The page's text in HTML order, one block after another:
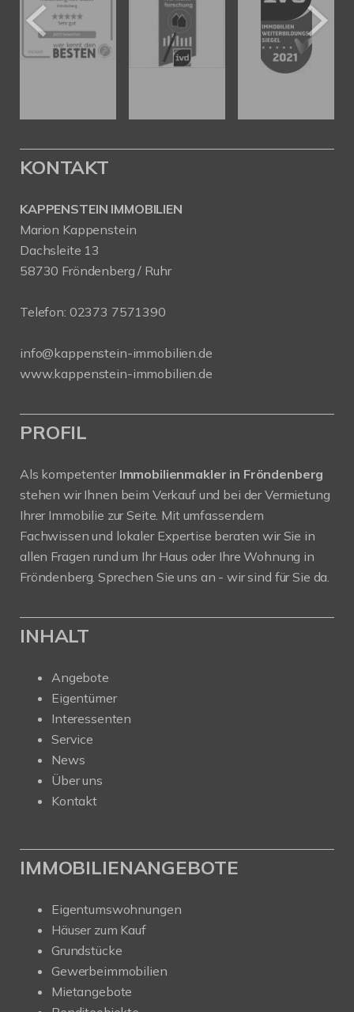
KONTAKT
KAPPENSTEIN IMMOBILIEN
Marion Kappenstein
Dachsleite 13
58730 Fröndenberg / Ruhr
Telefon: 02373 7571390
info@kappenstein-immobilien.de
www.kappenstein-immobilien.de
PROFIL
Als kompetenter Immobilienmakler in Fröndenberg
stehen wir Ihnen beim Verkauf und bei der Vermietung
Ihrer Immobilie zur Seite. Mit umfassendem
Fachwissen und lokaler Expertise beraten wir Sie in
allen Fragen rund um Ihr Haus oder Ihre Wohnung in
Fröndenberg. Sprechen Sie uns an - wir sind für Sie da.
INHALT
Angebote
Eigentümer
Interessenten
Service
News
Über uns
Kontakt
IMMOBILIENANGEBOTE
Eigentumswohnungen
Häuser zum Kauf
Grundstücke
Gewerbeimmobilien
Mietangebote